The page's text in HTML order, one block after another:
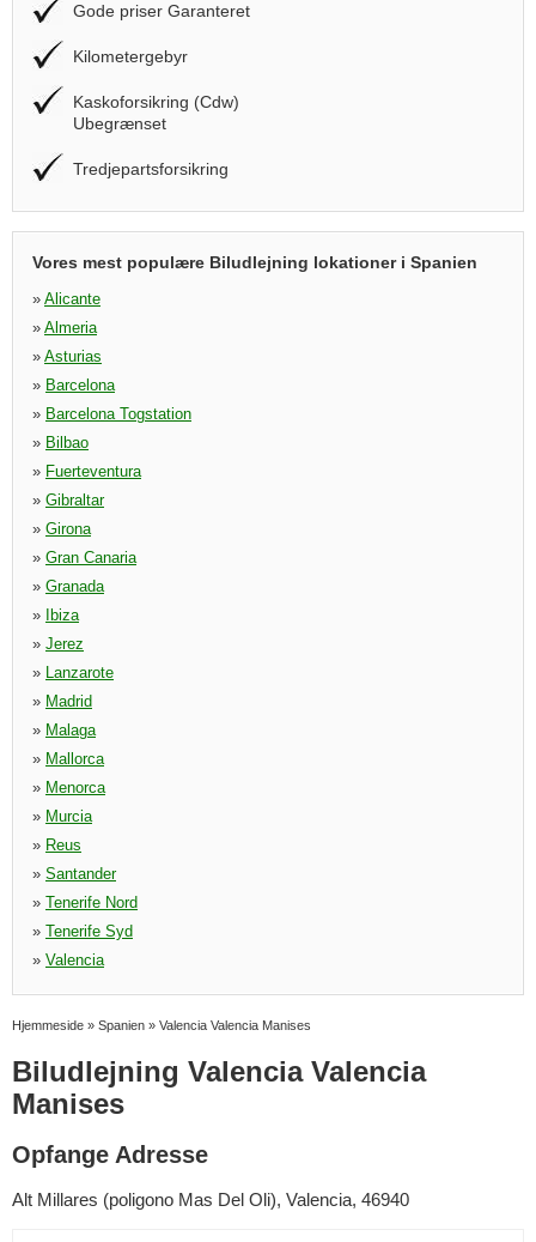
Gode priser Garanteret
Kilometergebyr
Kaskoforsikring (Cdw)
Ubegrænset
Tredjepartsforsikring
Vores mest populære Biludlejning lokationer i Spanien
» Alicante
» Almeria
» Asturias
» Barcelona
» Barcelona Togstation
» Bilbao
» Fuerteventura
» Gibraltar
» Girona
» Gran Canaria
» Granada
»
Ibiza
» Jerez
» Lanzarote
» Madrid
» Malaga
» Mallorca
» Menorca
» Murcia
» Reus
» Santander
» Tenerife Nord
» Tenerife Syd
» Valencia
Hjemmeside » Spanien » Valencia Valencia Manises
Biludlejning Valencia Valencia
Manises
Opfange Adresse
Alt Millares (poligono Mas Del Oli), Valencia, 46940